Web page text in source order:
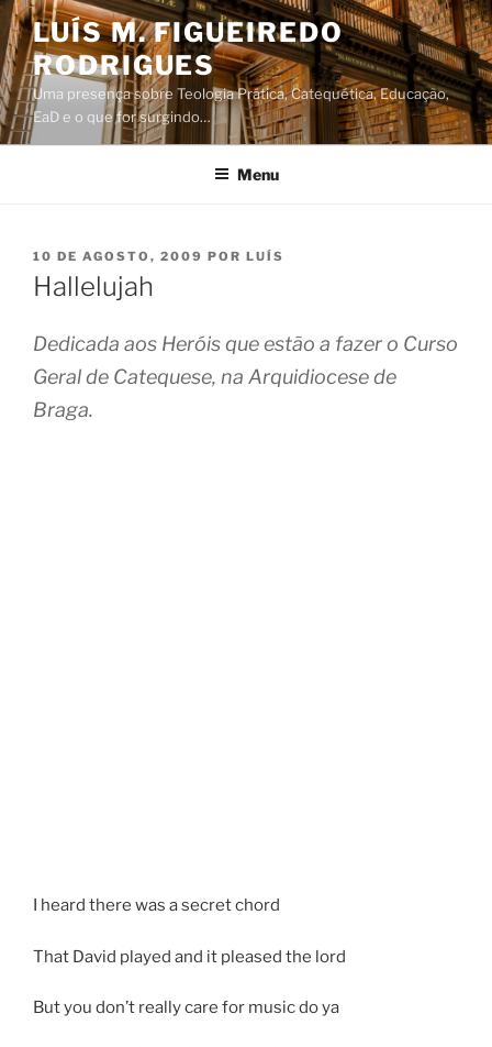
Saltar
para
o
conteúdo
LUÍS M. FIGUEIREDO
RODRIGUES
Uma presença sobre Teologia Prática, Catequética, Educação,
EaD e o que for surgindo…
Menu
PUBLICADO
EM
10 DE AGOSTO, 2009 POR LUÍS
Hallelujah
Dedicada aos Heróis que estão a fazer o Curso
Geral de Catequese, na Arquidiocese de
Braga.
I heard there was a secret chord
That David played and it pleased the lord
But you don’t really care for music do ya